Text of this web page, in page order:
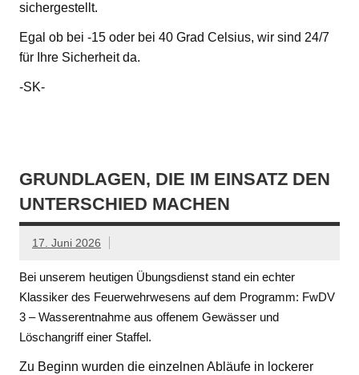
sichergestellt.
Egal ob bei -15 oder bei 40 Grad Celsius, wir sind 24/7
für Ihre Sicherheit da.
-SK-
GRUNDLAGEN, DIE IM EINSATZ DEN
UNTERSCHIED MACHEN
17. Juni 2026
Bei unserem heutigen Übungsdienst stand ein echter
Klassiker des Feuerwehrwesens auf dem Programm: FwDV
3 – Wasserentnahme aus offenem Gewässer und
Löschangriff einer Staffel.
Zu Beginn wurden die einzelnen Abläufe in lockerer